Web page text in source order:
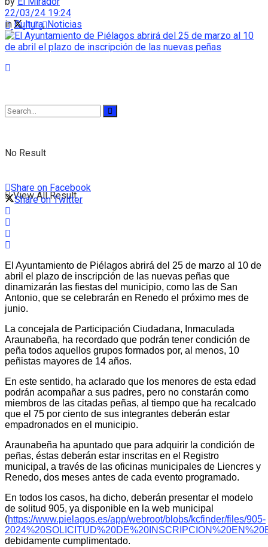
No Result
View All Result
22/03/24 19:24
in Cultura, Noticias
Share on Facebook
Share on Twitter
El Ayuntamiento de Piélagos abrirá del 25 de marzo al 10 de
abril el plazo de inscripción de las nuevas peñas que
dinamizarán las fiestas del municipio, como las de San
Antonio, que se celebrarán en Renedo el próximo mes de
junio.
La concejala de Participación Ciudadana, Inmaculada
Araunabeña, ha recordado que podrán tener condición de
peña todos aquellos grupos formados por, al menos, 10
peñistas mayores de 14 años.
En este sentido, ha aclarado que los menores de esta edad
podrán acompañar a sus padres, pero no constarán como
miembros de las citadas peñas, al tiempo que ha recalcado
que el 75 por ciento de sus integrantes deberán estar
empadronados en el municipio.
Araunabeña ha apuntado que para adquirir la condición de
peñas, éstas deberán estar inscritas en el Registro
municipal, a través de las oficinas municipales de Liencres y
Renedo, dos meses antes de cada evento programado.
En todos los casos, ha dicho, deberán presentar el modelo
de solitud 905, ya disponible en la web municipal
(https://www.pielagos.es/app/webroot/blobs/kcfinder/files/905-
debidamente cumplimentado.